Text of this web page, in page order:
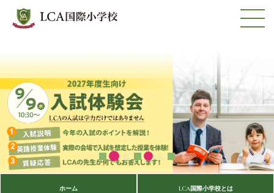
ホーム LCA国際小学校とは